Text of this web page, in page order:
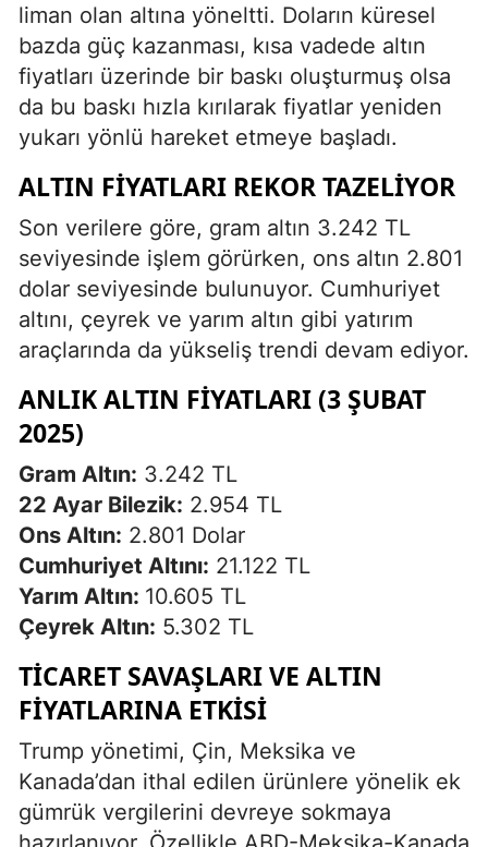
liman olan altına yöneltti. Doların küresel
bazda güç kazanması, kısa vadede altın
fiyatları üzerinde bir baskı oluşturmuş olsa
da bu baskı hızla kırılarak fiyatlar yeniden
yukarı yönlü hareket etmeye başladı.
ALTIN FIYATLARI REKOR TAZELIYOR
Son verilere göre, gram altın 3.242 TL
seviyesinde işlem görürken, ons altın 2.801
dolar seviyesinde bulunuyor. Cumhuriyet
altını, çeyrek ve yarım altın gibi yatırım
araçlarında da yükseliş trendi devam ediyor.
ANLIK ALTIN FIYATLARI (3 ŞUBAT
2025)
Gram Altın: 3.242 TL
22 Ayar Bilezik: 2.954 TL
Ons Altın: 2.801 Dolar
Cumhuriyet Altını: 21.122 TL
Yarım Altın: 10.605 TL
Çeyrek Altın: 5.302 TL
TICARET SAVAŞLARI VE ALTIN
FIYATLARINA ETKISI
Trump yönetimi, Çin, Meksika ve
Kanada’dan ithal edilen ürünlere yönelik ek
gümrük vergilerini devreye sokmaya